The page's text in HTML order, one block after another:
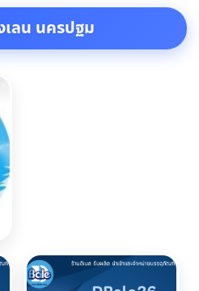
เลน นครปฐม